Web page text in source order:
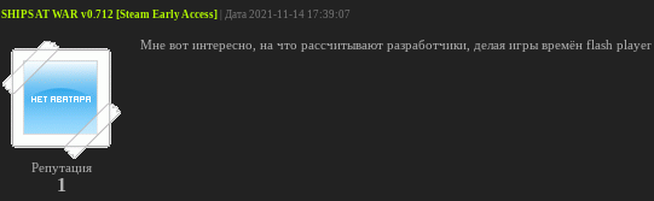
SHIPS AT WAR v0.712 [Steam Early Access] | Дата 2021-11-14 17:39:07
Репутация
1
Мне вот интересно, на что рассчитывают разработчики, делая игры времён flash